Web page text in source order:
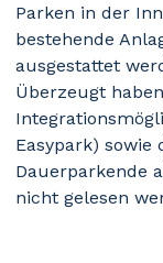
Parken in der
bestehende
ausgestattet
Überzeugt
Easypark) sowie
Dauerparkende
nicht gelesen